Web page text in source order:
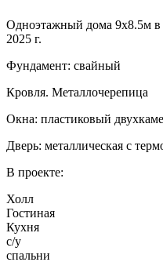
Одноэтажный дома 9х8.5м в
2025 г.
Фундамент: свайный
Кровля. Металлочерепица
Окна: пластиковый
Дверь: металлическая с
В проекте:
Холл
Гостиная
Кухня
с/у
спальни